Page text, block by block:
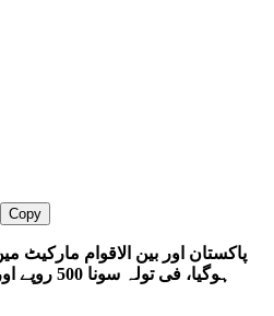
Copy
پاکستان اور بین الاقوام